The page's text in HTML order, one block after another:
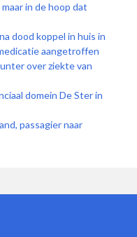
in de hoop dat
dood koppel in huis in
aangetroffen
over ziekte van
domein De Ster in
passagier naar